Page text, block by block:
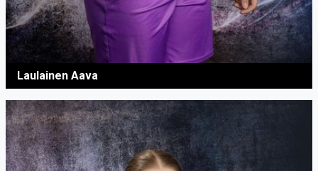
Laulainen Aava